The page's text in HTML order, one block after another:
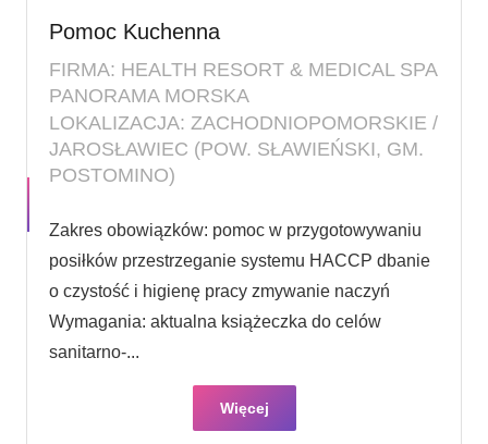
Pomoc Kuchenna
FIRMA: HEALTH RESORT & MEDICAL SPA
PANORAMA MORSKA
LOKALIZACJA: ZACHODNIOPOMORSKIE /
JAROSŁAWIEC (POW. SŁAWIEŃSKI, GM.
POSTOMINO)
Zakres obowiązków: pomoc w przygotowywaniu
posiłków przestrzeganie systemu HACCP dbanie
o czystość i higienę pracy zmywanie naczyń
Wymagania: aktualna książeczka do celów
sanitarno-...
Więcej